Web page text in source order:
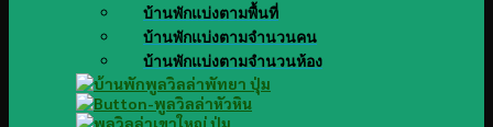
บ้านพักแบ่งตามพื้นที่
บ้านพักแบ่งตามจำนวนคน
บ้านพักแบ่งตามจำนวนห้อง